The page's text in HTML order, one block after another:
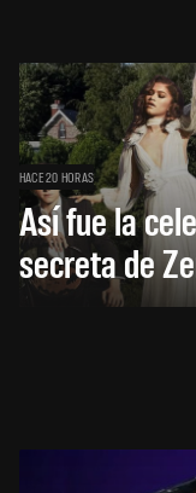
HACE 20 HORAS
Así fue la
secreta de